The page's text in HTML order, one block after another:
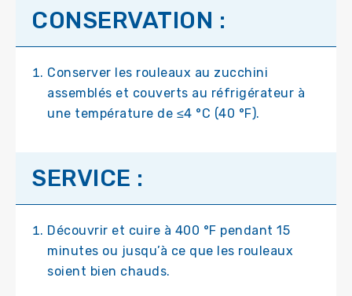
CONSERVATION :
Conserver les rouleaux au zucchini
assemblés et couverts au réfrigérateur à
une température de ≤4 °C (40 °F).
SERVICE :
Découvrir et cuire à 400 °F pendant 15
minutes ou jusqu’à ce que les rouleaux
soient bien chauds.